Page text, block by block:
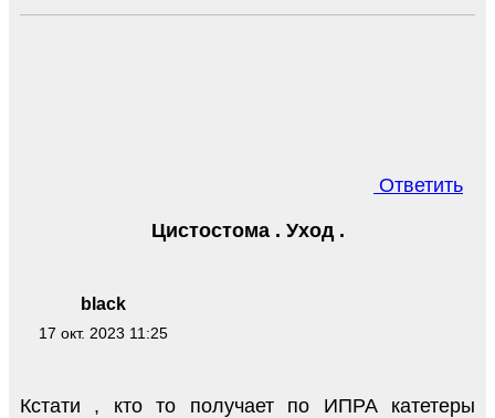
Ответить
black
17 окт. 2023 11:25
Цистостома . Уход .
Кстати , кто то получает по ИПРА катетеры